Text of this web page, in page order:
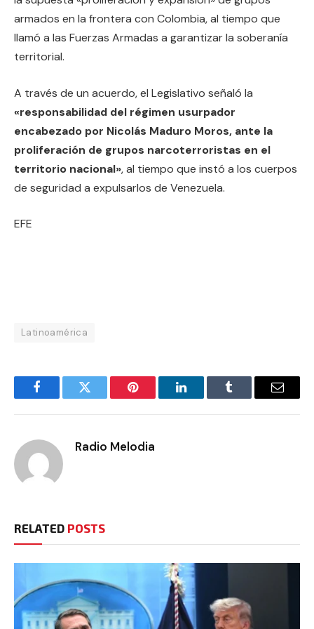
armados en la frontera con Colombia, al tiempo que
llamó a las Fuerzas Armadas a garantizar la soberanía
territorial.
A través de un acuerdo, el Legislativo señaló la
«responsabilidad del régimen usurpador
encabezado por Nicolás Maduro Moros, ante la
proliferación de grupos narcoterroristas en el
territorio nacional», al tiempo que instó a los cuerpos
de seguridad a expulsarlos de Venezuela.
EFE
Latinoamérica
FacebookTwitter Pinterest LinkedInTumblr Email
Radio Melodia
RELATED POSTS